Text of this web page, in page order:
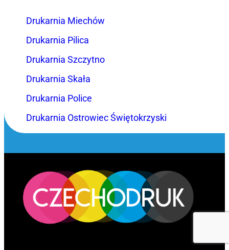
Drukarnia Miechów
Drukarnia Pilica
Drukarnia Szczytno
Drukarnia Skała
Drukarnia Police
Drukarnia Ostrowiec Świętokrzyski